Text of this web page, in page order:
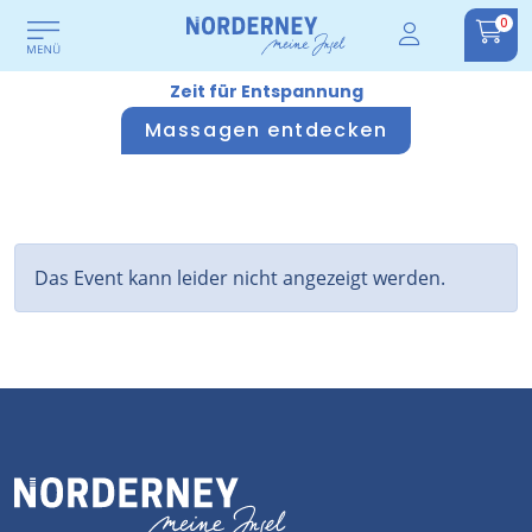
0
Zeit für Entspannung
Massagen entdecken
Das Event kann leider nicht angezeigt werden.